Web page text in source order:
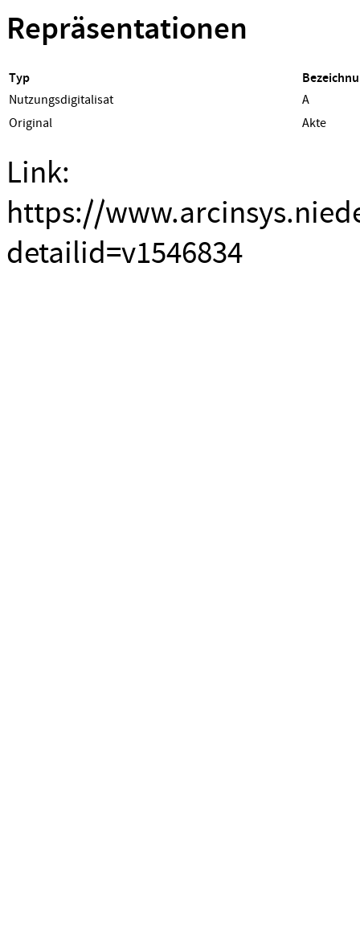
Repräsentationen
Typ
Nutzungsdigitalisat
A
Original
Akte
Link:
https://
detailid=v1546834